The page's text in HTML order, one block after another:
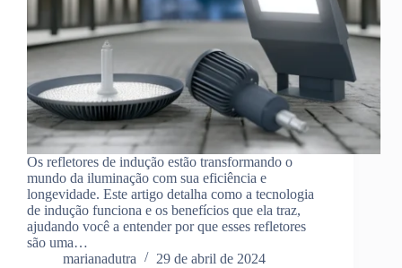
Os refletores de indução estão transformando o
mundo da iluminação com sua eficiência e
longevidade. Este artigo detalha como a tecnologia
de indução funciona e os benefícios que ela traz,
ajudando você a entender por que esses refletores
são uma…
marianadutra
29 de abril de 2024